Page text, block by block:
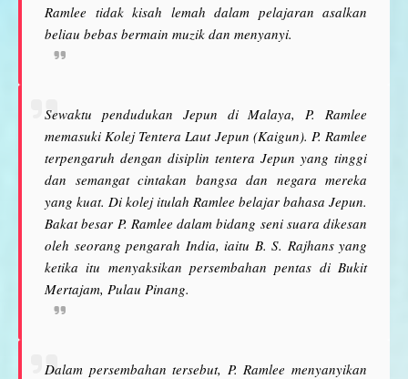
Ramlee tidak kisah lemah dalam pelajaran asalkan
beliau bebas bermain muzik dan menyanyi.
Sewaktu pendudukan Jepun di Malaya, P. Ramlee
memasuki Kolej Tentera Laut Jepun (Kaigun). P. Ramlee
terpengaruh dengan disiplin tentera Jepun yang tinggi
dan semangat cintakan bangsa dan negara mereka
yang kuat. Di kolej itulah Ramlee belajar bahasa Jepun.
Bakat besar P. Ramlee dalam bidang seni suara dikesan
oleh seorang pengarah India, iaitu B. S. Rajhans yang
ketika itu menyaksikan persembahan pentas di Bukit
Mertajam, Pulau Pinang.
Dalam persembahan tersebut, P. Ramlee menyanyikan